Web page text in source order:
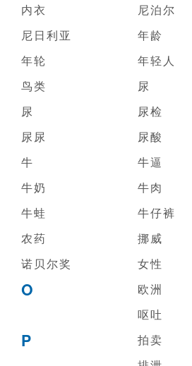
内衣
尼泊尔
尼日利亚
年龄
年轮
年轻人
鸟类
尿
尿
尿检
尿尿
尿酸
牛
牛逼
牛奶
牛肉
牛蛙
牛仔裤
农药
挪威
诺贝尔奖
女性
O
欧洲
呕吐
P
拍卖